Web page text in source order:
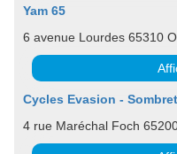
Yam 65
6 avenue Lourdes 65310
Cycles Evasion -
4 rue Maréchal Foch